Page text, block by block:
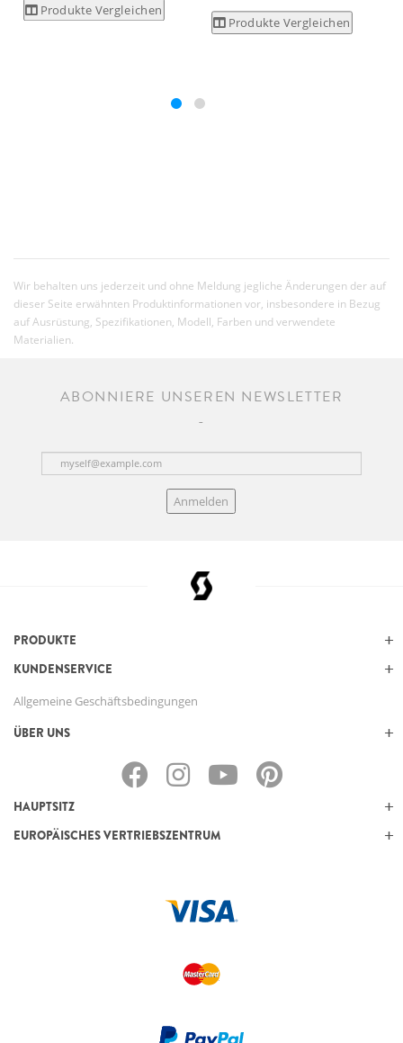
Produkte Vergleichen
Produkte Vergleichen
Wir behalten uns jederzeit und ohne Meldung jegliche Änderungen der auf
dieser Seite erwähnten Produktinformationen vor, insbesondere in Bezug
auf Ausrüstung, Spezifikationen, Modell, Farben und verwendete
Materialien.
ABONNIERE UNSEREN NEWSLETTER
Anmelden
PRODUKTE
KUNDENSERVICE
Allgemeine Geschäftsbedingungen
ÜBER UNS
HAUPTSITZ
EUROPÄISCHES VERTRIEBSZENTRUM